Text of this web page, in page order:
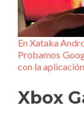
En Xataka
Probamos
con la
Xbox